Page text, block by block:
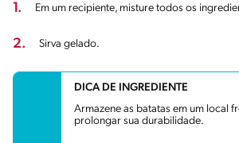
1. Em um recipiente, misture todos os
2. Sirva gelado.
DICA DE INGREDIENTE
Armazene as batatas em um local
prolongar sua durabilidade.